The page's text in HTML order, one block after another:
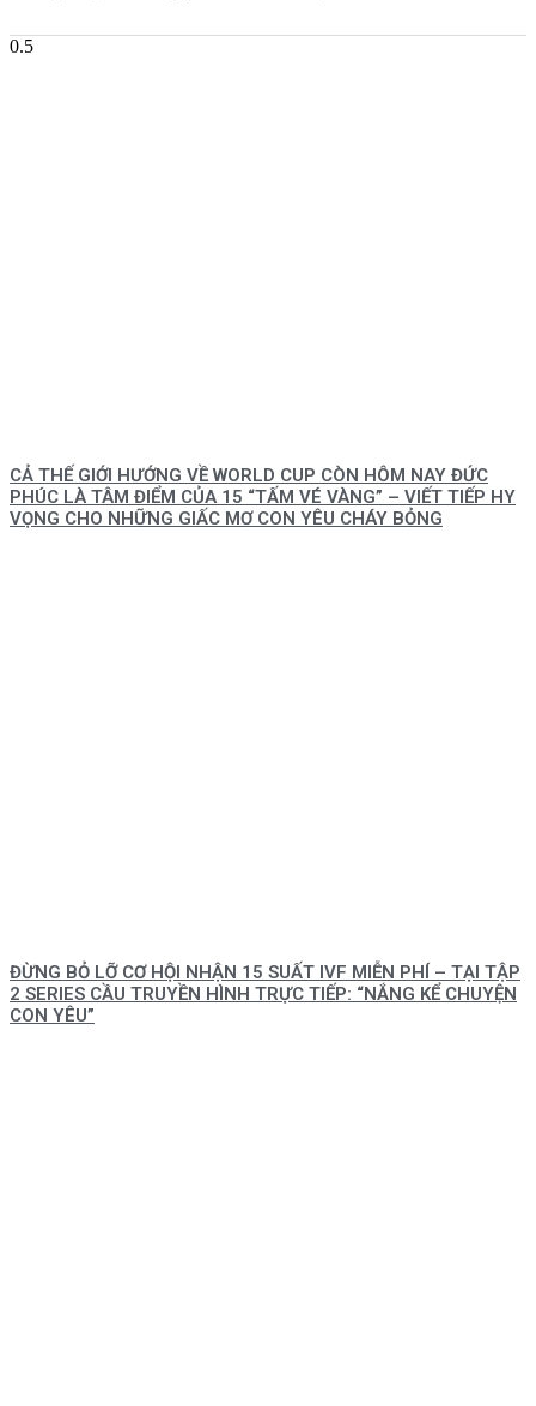
CẢ THẾ GIỚI HƯỚNG VỀ WORLD CUP CÒN HÔM NAY ĐỨC
PHÚC LÀ TÂM ĐIỂM CỦA 15 “TẤM VÉ VÀNG” – VIẾT TIẾP HY
VỌNG CHO NHỮNG GIẤC MƠ CON YÊU CHÁY BỎNG
ĐỪNG BỎ LỠ CƠ HỘI NHẬN 15 SUẤT IVF MIỄN PHÍ – TẠI TẬP
2 SERIES CẦU TRUYỀN HÌNH TRỰC TIẾP: “NẮNG KỂ CHUYỆN
CON YÊU”